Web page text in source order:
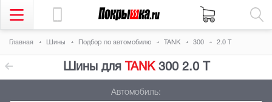
Главная Шины Подбор по автомобилю TANK 300 2.0 T
Шины для TANK300 2.0 T
Автомобиль: